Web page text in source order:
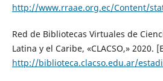
http://www.rraae.org.ec/Content/
Red de Bibliotecas Virtuales de
Latina y el Caribe, «CLACSO,» 2020.
http://biblioteca.clacso.edu.ar/